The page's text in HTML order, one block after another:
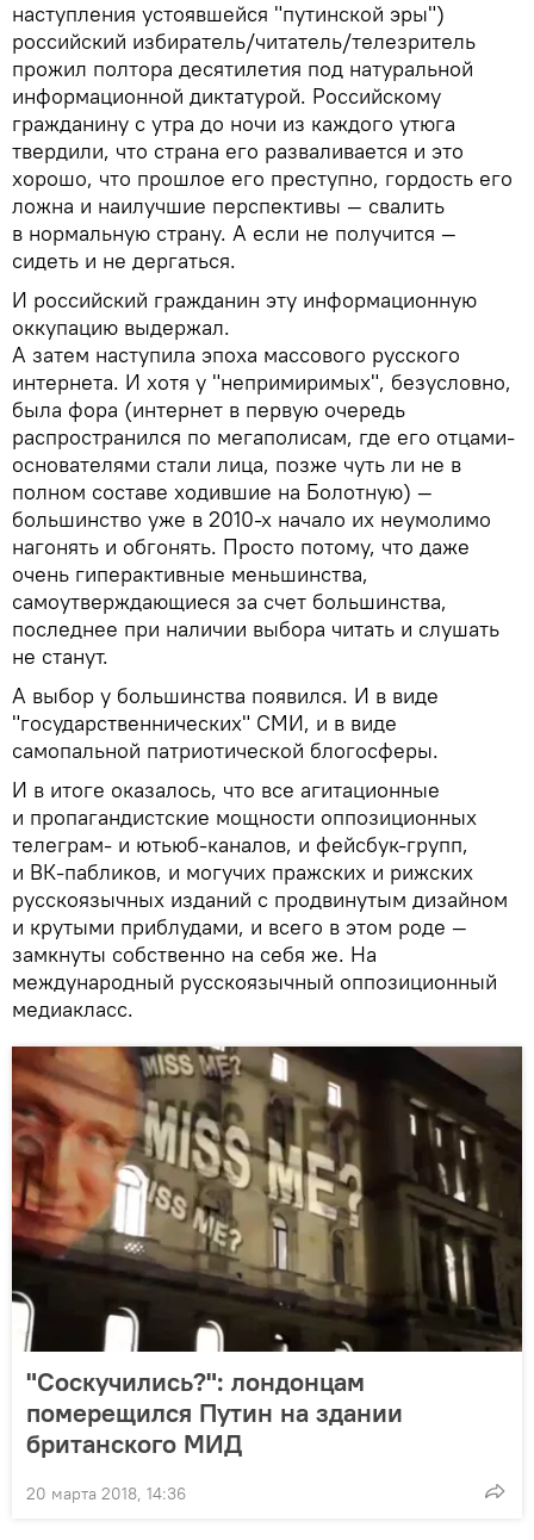
наступления устоявшейся "путинской эры")
российский избиратель/читатель/телезритель
прожил полтора десятилетия под натуральной
информационной диктатурой. Российскому
гражданину с утра до ночи из каждого утюга
твердили, что страна его разваливается и это
хорошо, что прошлое его преступно, гордость его
ложна и наилучшие перспективы — свалить
в нормальную страну. А если не получится —
сидеть и не дергаться.
И российский гражданин эту информационную
оккупацию выдержал.
А затем наступила эпоха массового русского
интернета. И хотя у "непримиримых", безусловно,
была фора (интернет в первую очередь
распространился по мегаполисам, где его отцами-
основателями стали лица, позже чуть ли не в
полном составе ходившие на Болотную) —
большинство уже в 2010-х начало их неумолимо
нагонять и обгонять. Просто потому, что даже
очень гиперактивные меньшинства,
самоутверждающиеся за счет большинства,
последнее при наличии выбора читать и слушать
не станут.
А выбор у большинства появился. И в виде
"государственнических" СМИ, и в виде
самопальной патриотической блогосферы.
И в итоге оказалось, что все агитационные
и пропагандистские мощности оппозиционных
телеграм- и ютьюб-каналов, и фейсбук-групп,
и ВК-пабликов, и могучих пражских и рижских
русскоязычных изданий с продвинутым дизайном
и крутыми приблудами, и всего в этом роде —
замкнуты собственно на себя же. На
международный русскоязычный оппозиционный
медиакласс.
"Соскучились?": лондонцам
померещился Путин на здании
британского МИД
20 марта 2018, 14:36